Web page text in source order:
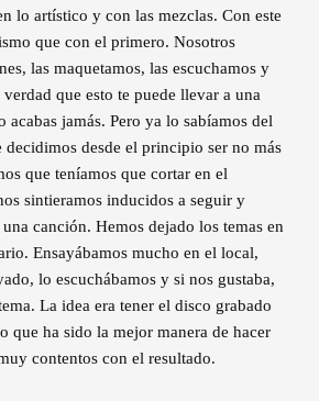
lo artístico y con las mezclas. Con este
que con el primero. Nosotros
las maquetamos, las escuchamos y
que esto te puede llevar a una
acabas jamás. Pero ya lo sabíamos del
decidimos desde el principio ser no más
que teníamos que cortar en el
sintieramos inducidos a seguir y
canción. Hemos dejado los temas en
Ensayábamos mucho en el local,
lo escuchábamos y si nos gustaba,
La idea era tener el disco grabado
que ha sido la mejor manera de hacer
contentos con el resultado.